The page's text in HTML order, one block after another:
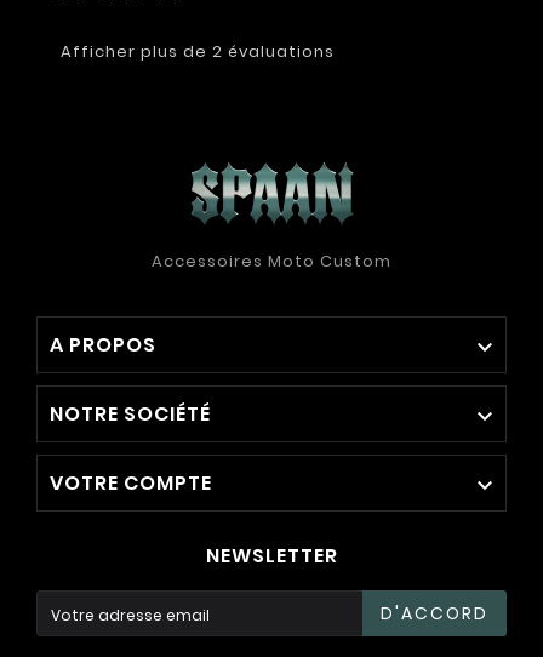
Afficher plus de 2 évaluations
Accessoires Moto Custom
A PROPOS 
NOTRE SOCIÉTÉ 
VOTRE COMPTE 
NEWSLETTER
D'ACCORD